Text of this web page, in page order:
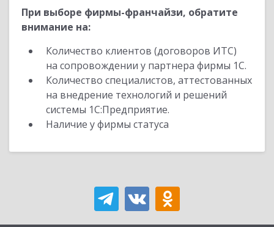
При выборе фирмы-франчайзи, обратите
внимание на:
Количество клиентов (договоров ИТС)
на сопровождении у партнера фирмы 1С.
Количество специалистов, аттестованных
на внедрение технологий и решений
системы 1С:Предприятие.
Наличие у фирмы статуса